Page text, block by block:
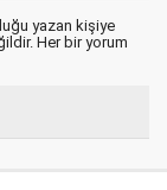
yazan kişiye
Her bir yorum